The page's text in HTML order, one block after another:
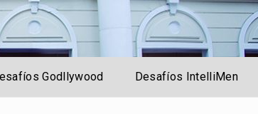
Godllywood Desafíos IntelliMen